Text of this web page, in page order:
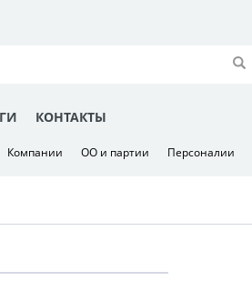
КОНТАКТЫ
Компании ОО и партии Персоналии